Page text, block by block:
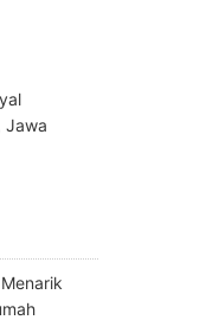
Jawa